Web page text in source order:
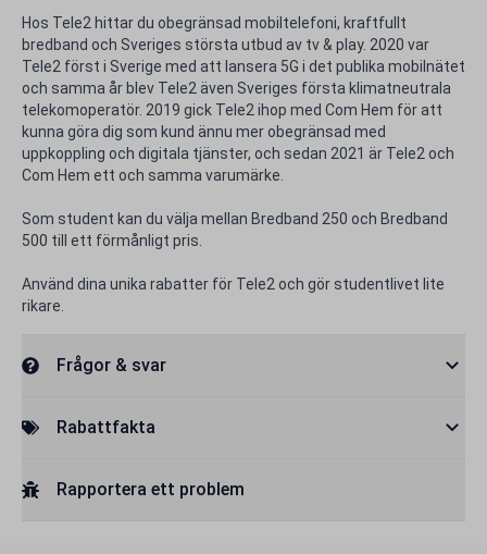
Hos Tele2 hittar du obegränsad mobiltelefoni, kraftfullt
bredband och Sveriges största utbud av tv & play. 2020 var
Tele2 först i Sverige med att lansera 5G i det publika mobilnätet
och samma år blev Tele2 även Sveriges första klimatneutrala
telekomoperatör. 2019 gick Tele2 ihop med Com Hem för att
kunna göra dig som kund ännu mer obegränsad med
uppkoppling och digitala tjänster, och sedan 2021 är Tele2 och
Com Hem ett och samma varumärke.
Som student kan du välja mellan Bredband 250 och Bredband
500 till ett förmånligt pris.
Använd dina unika rabatter för Tele2 och gör studentlivet lite
rikare.
Frågor & svar
Rabattfakta
Rapportera ett problem